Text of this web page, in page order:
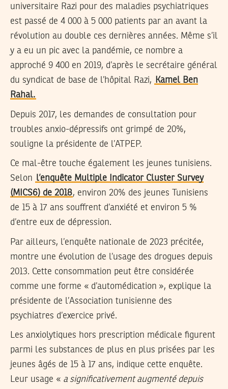
universitaire Razi pour des maladies psychiatriques
est passé de 4 000 à 5 000 patients par an avant la
révolution au double ces dernières années. Même s’il
y a eu un pic avec la pandémie, ce nombre a
approché 9 400 en 2019, d’après le secrétaire général
du syndicat de base de l’hôpital Razi,
Kamel Ben
Rahal.
Depuis 2017, les demandes de consultation pour
troubles anxio-dépressifs ont grimpé de 20%,
souligne la présidente de l’ATPEP.
Ce mal-être touche également les jeunes tunisiens.
Selon l’enquête Multiple Indicator Cluster Survey
(MICS6) de 2018, environ 20% des jeunes Tunisiens
de 15 à 17 ans souffrent d’anxiété et environ 5 %
d’entre eux de dépression.
Par ailleurs, l’enquête nationale de 2023 précitée,
montre une évolution de l’usage des drogues depuis
2013. Cette consommation peut être considérée
comme une forme « d’automédication », explique la
présidente de l’Association tunisienne des
psychiatres d’exercice privé.
Les anxiolytiques hors prescription médicale figurent
parmi les substances de plus en plus prisées par les
jeunes âgés de 15 à 17 ans, indique cette enquête.
Leur usage « a significativement augmenté depuis